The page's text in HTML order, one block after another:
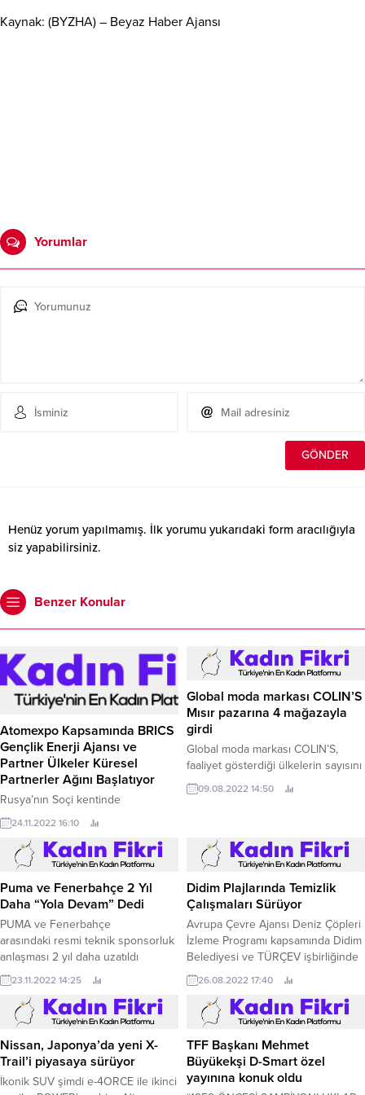
Kaynak: (BYZHA) – Beyaz Haber Ajansı
Yorumlar
Henüz yorum yapılmamış. İlk yorumu yukarıdaki form aracılığıyla
siz yapabilirsiniz.
Benzer Konular
Atomexpo Kapsamında BRICS
Gençlik Enerji Ajansı ve
Partner Ülkeler Küresel
Partnerler Ağını Başlatıyor
Rusya’nın Soçi kentinde
düzenlenen 12.
24.11.2022 16:10
Global moda markası COLIN’S
Mısır pazarına 4 mağazayla
girdi
Global moda markası COLIN’S,
faaliyet gösterdiği ülkelerin sayısını
39’a, toplam mağaza sayını ise
575’e çıkardı.
09.08.2022 14:50
Puma ve Fenerbahçe 2 Yıl
Daha “Yola Devam” Dedi
PUMA ve Fenerbahçe
arasındaki resmi teknik sponsorluk
anlaşması 2 yıl daha uzatıldı
Dünyanın önde gelen global spor
markası PUMA ve Türkiye’nin en
köklü spor kulüplerinden
Fenerbahçe arasında 2021 yılında
imzalanan resmi sponsorluk
anlaşması 2 yıl daha uzatıldı.
23.11.2022 14:25
Didim Plajlarında Temizlik
Çalışmaları Sürüyor
Avrupa Çevre Ajansı Deniz Çöpleri
İzleme Programı kapsamında Didim
Belediyesi ve TÜRÇEV işbirliğinde
Didim'in dünyaca ünlü plajlarında
yürütülen temizlik çalışmaları hız
kesmeden devam ediyor.
26.08.2022 17:40
Nissan, Japonya’da yeni X-
Trail’i piyasaya sürüyor
İkonik SUV şimdi e-4ORCE ile ikinci
TFF Başkanı Mehmet
Büyükekşi D-Smart özel
yayınına konuk oldu